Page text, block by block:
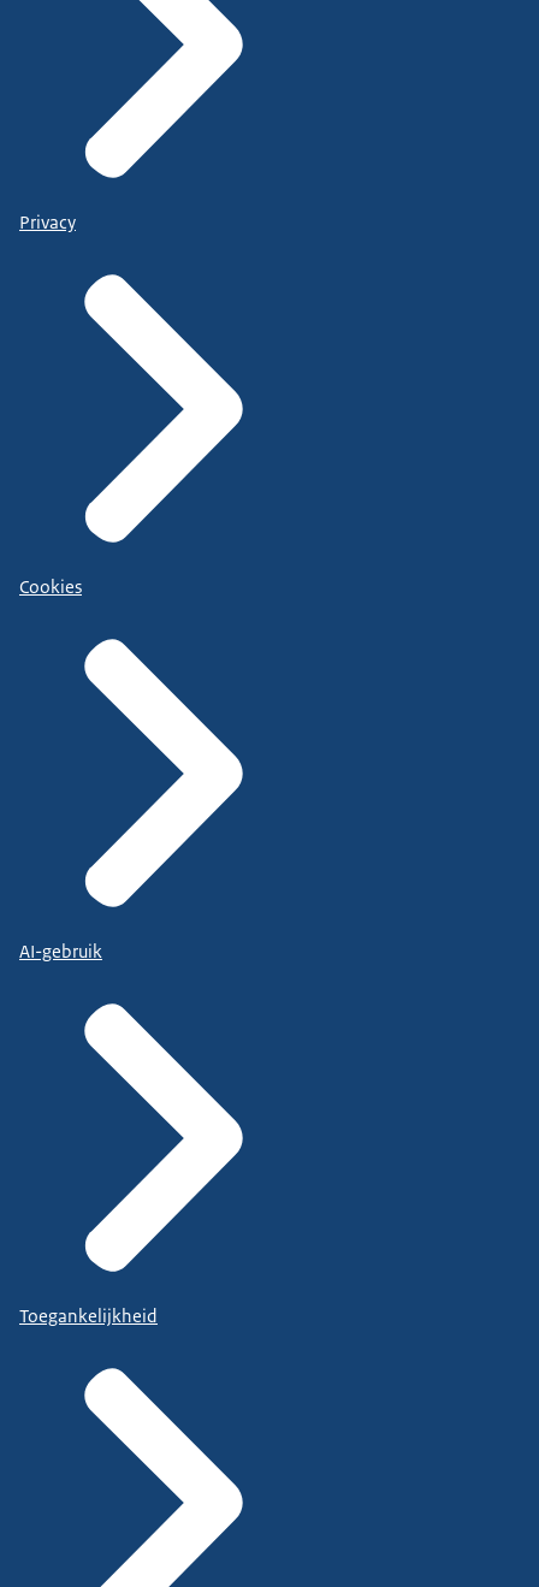
Privacy
Cookies
AI-gebruik
Toegankelijkheid